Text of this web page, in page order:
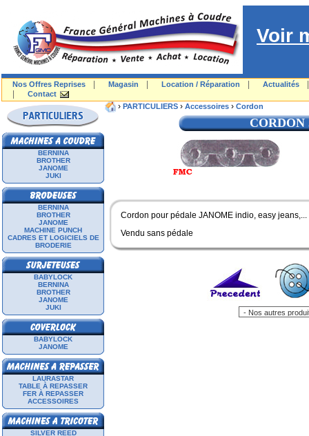
Voir
Nos Offres Reprises Magasin Location / Réparation Actualités
Contact
BERNINA
BROTHER
JANOME
JUKI
BERNINA
BROTHER
JANOME
MACHINE PUNCH
CADRES ET LOGICIELS DE
BRODERIE
BABYLOCK
BERNINA
BROTHER
JANOME
JUKI
BABYLOCK
JANOME
LAURASTAR
TABLE À REPASSER
FER À REPASSER
ACCESSOIRES
SILVER REED
› PARTICULIERS › Accessoires › Cordon
CORDON
Cordon pour pédale JANOME indio, easy jeans,...
Vendu sans pédale